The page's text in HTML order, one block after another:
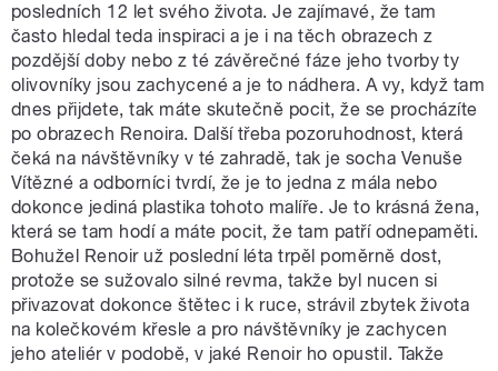
posledních 12 let svého života. Je zajímavé, že tam
často hledal teda inspiraci a je i na těch obrazech z
pozdější doby nebo z té závěrečné fáze jeho tvorby ty
olivovníky jsou zachycené a je to nádhera. A vy, když tam
dnes přijdete, tak máte skutečně pocit, že se procházíte
po obrazech Renoira. Další třeba pozoruhodnost, která
čeká na návštěvníky v té zahradě, tak je socha Venuše
Vítězné a odborníci tvrdí, že je to jedna z mála nebo
dokonce jediná plastika tohoto malíře. Je to krásná žena,
která se tam hodí a máte pocit, že tam patří odnepaměti.
Bohužel Renoir už poslední léta trpěl poměrně dost,
protože se sužovalo silné revma, takže byl nucen si
přivazovat dokonce štětec i k ruce, strávil zbytek života
na kolečkovém křesle a pro návštěvníky je zachycen
jeho ateliér v podobě, v jaké Renoir ho opustil. Takže